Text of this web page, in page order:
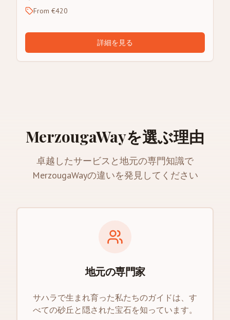
From €420
詳細を見る
MerzougaWayを選ぶ理由
卓越したサービスと地元の専門知識で
MerzougaWayの違いを発見してください
地元の専門家
サハラで生まれ育った私たちのガイドは、す
べての砂丘と隠された宝石を知っています。